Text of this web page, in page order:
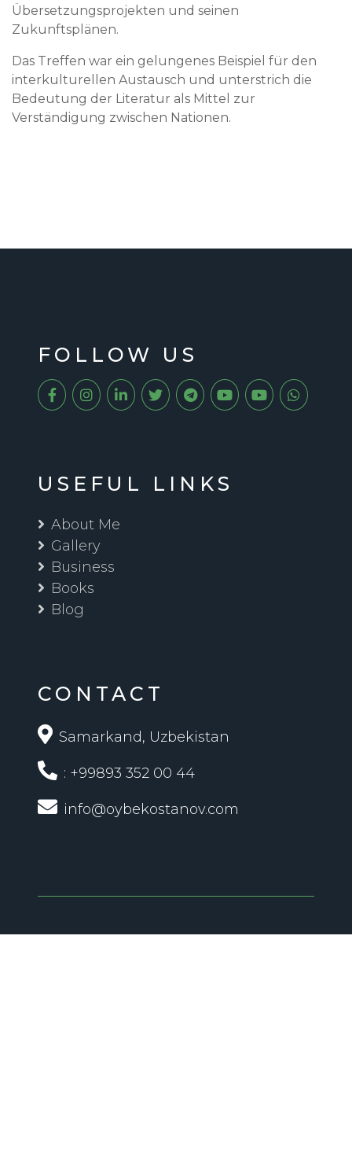
Übersetzungsprojekten und seinen
Zukunftsplänen.
Das Treffen war ein gelungenes Beispiel für den
interkulturellen Austausch und unterstrich die
Bedeutung der Literatur als Mittel zur
Verständigung zwischen Nationen.
FOLLOW US
USEFUL LINKS
About Me
Gallery
Business
Books
Blog
CONTACT
Samarkand, Uzbekistan
: +99893 352 00 44
info@oybekostanov.com